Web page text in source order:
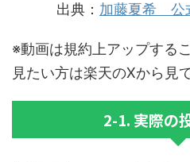
出典： 加藤夏希 公
※動画は規約上アップする
見たい方は楽天のXから見
2-1. 実際の